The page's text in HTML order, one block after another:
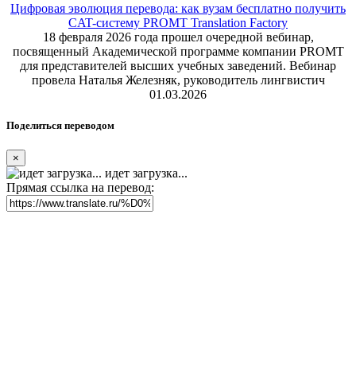
Цифровая эволюция перевода: как вузам бесплатно получить
CAT-систему PROMT Translation Factory
18 февраля 2026 года прошел очередной вебинар,
посвященный Академической программе компании PROMT
для представителей высших учебных заведений. Вебинар
провела Наталья Железняк, руководитель лингвистич
01.03.2026
Поделиться переводом
×
идет загрузка...
Прямая ссылка на перевод: